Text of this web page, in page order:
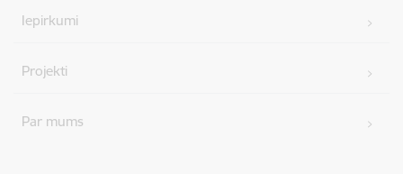
Iepirkumi
Projekti
Par mums